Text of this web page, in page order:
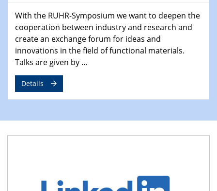
With the RUHR-Symposium we want to deepen the
cooperation between industry and research and
create an exchange forum for ideas and
innovations in the field of functional materials.
Talks are given by ...
Details